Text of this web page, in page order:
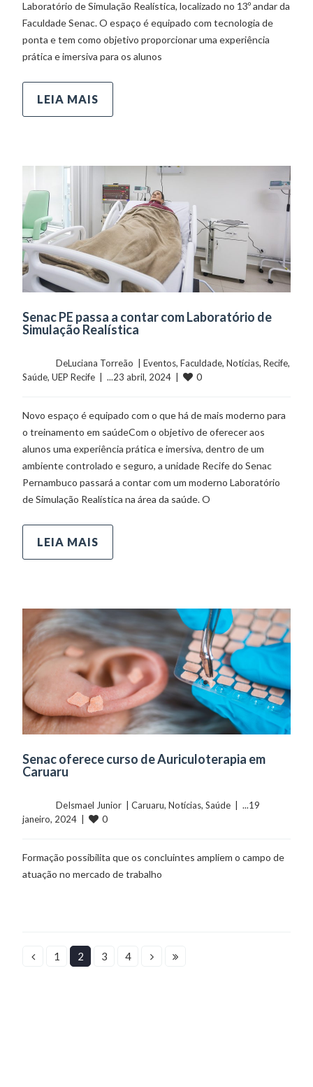
Laboratório de Simulação Realística, localizado no 13º andar da
Faculdade Senac. O espaço é equipado com tecnologia de
ponta e tem como objetivo proporcionar uma experiência
prática e imersiva para os alunos
LEIA MAIS
Senac PE passa a contar com Laboratório de
Simulação Realística
	    	DeLuciana Torreão  |
Eventos, Faculdade, Notícias, Recife
Saúde, UEP Recife
  |  ...23 abril, 2024  |
0
Novo espaço é equipado com o que há de mais moderno para
o treinamento em saúdeCom o objetivo de oferecer aos
alunos uma experiência prática e imersiva, dentro de um
ambiente controlado e seguro, a unidade Recife do Senac
Pernambuco passará a contar com um moderno Laboratório
de Simulação Realística na área da saúde. O
LEIA MAIS
Senac oferece curso de Auriculoterapia em
Caruaru
	    	DeIsmael Junior  |
Caruaru, Notícias, Saúde
  |  ...19
janeiro, 2024  |
0
Formação possibilita que os concluintes ampliem o campo de
atuação no mercado de trabalho
1 2 3 4